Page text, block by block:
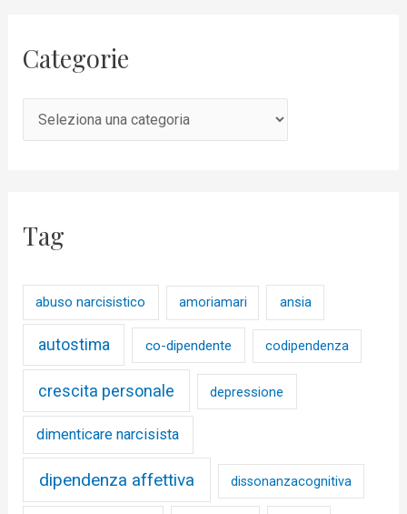
Categorie
Tag
abuso narcisistico amoriamari ansia
autostima co-dipendente codipendenza
crescita personale depressione
dimenticare narcisista
dipendenza affettiva dissonanzacognitiva